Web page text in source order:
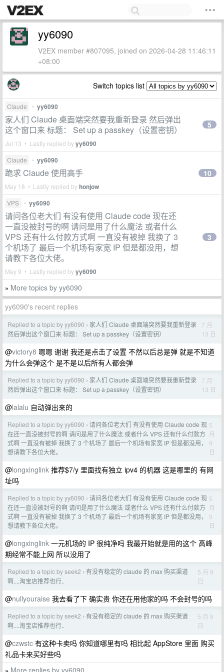
yy6090
V2EX member #807095, joined on 2026-04-28 11:46:11
+08:00
Switch topics list
Claude • yy6090
家人们 Claude 桌面端突然要我重新登录 然后弹出
这个窗口来 标题： Set up a passkey（设置密钥）
Jul 13 • Lastly replied byyy6090
5
Claude • yy6090
跪求 Claude 使用高手
May 18 • Lastly replied byhonjow
10
VPS • yy6090
请问各位老大们 有没有使用 Claude code 现在还
一直没被封号的啊 请问是用了什么魔法 或者什么
VPS 还有什么付款方式啊 一直没有被掉 我换了 3
个机场了 最后一个机场有家宽 IP 但是都没用，想
请教下各位大佬。
May 9 • Lastly replied byyy6090
3
» More topics by yy6090
yy6090's recent replies
Replied to a topic by yy6090 › 家人们 Claude 桌面端突然要我重新登录
然后弹出这个窗口来 标题： Set up a passkey（设置密钥）
7 月
13 日
@victory8 嗯嗯 谢谢 我还是点击了设置 不然以后总是弹 就是不知道
为什么会弹这个 是不是以后所有人都会弹
Replied to a topic by yy6090 › 家人们 Claude 桌面端突然要我重新登录
然后弹出这个窗口来 标题： Set up a passkey（设置密钥）
7 月
13 日
@lalalu 自动弹出来的
Replied to a topic by yy6090 › 请问各位老大们 有没有使用 Claude code 现
在还一直没被封号的啊 请问是用了什么魔法 或者什么 VPS 还有什么付款方
式啊 一直没有被掉 我换了 3 个机场了 最后一个机场有家宽 IP 但是都没用，
想请教下各位大佬。
5
月
9
日
@longxinglink 推荐$7/y 里面找有独立 ipv4 的机器 这是哪里的 有网
址吗
Replied to a topic by yy6090 › 请问各位老大们 有没有使用 Claude code 现
在还一直没被封号的啊 请问是用了什么魔法 或者什么 VPS 还有什么付款方
式啊 一直没有被掉 我换了 3 个机场了 最后一个机场有家宽 IP 但是都没用，
想请教下各位大佬。
5
月
9
日
@longxinglink 一元机场的 IP 很纯净吗 我最开始就是用的这个 高峰
期经常不能上网 所以没用了
Replied to a topic by seek2 › 有没有稳定的 claude 的 max 购买渠道
啊....淘宝店推荐也行..
5 月 9
日
@nullyouraise 我去看了下 确实贵 你还在用他家的吗 不会封号的吗
Replied to a topic by seek2 › 有没有稳定的 claude 的 max 购买渠道
啊....淘宝店推荐也行..
5 月 9
日
@czwstc 有这种卡卖吗 你知道哪里有吗 相比起 AppStore 里面 购买
礼品卡来买好些吗
More replies by yy6090